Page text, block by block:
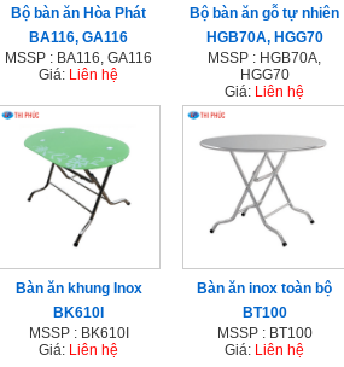
Bộ bàn ăn Hòa Phát
BA116, GA116
MSSP : BA116, GA116
Giá: Liên hệ
Bộ bàn ăn gỗ tự nhiên
HGB70A, HGG70
MSSP : HGB70A,
HGG70
Giá: Liên hệ
Bàn ăn khung Inox
BK610I
MSSP : BK610I
Giá: Liên hệ
Bàn ăn inox toàn bộ
BT100
MSSP : BT100
Giá: Liên hệ